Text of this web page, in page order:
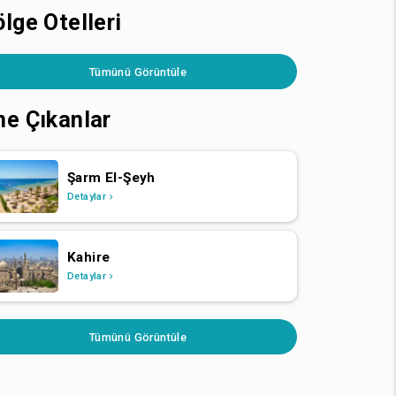
Otelleri
Tümünü Görüntüle
Çıkanlar
Şarm El-Şeyh
Detaylar
Kahire
Detaylar
Tümünü Görüntüle